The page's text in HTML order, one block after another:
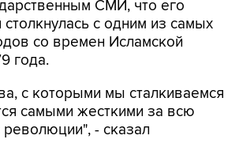
СМИ, что его
столкнулась с одним из самых
со времен Исламской
года.
с которыми мы сталкиваемся
самыми жесткими за всю
- сказал